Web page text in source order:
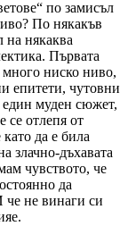
по замисъл
По някакъв
на някаква
Първата
много ниско ниво,
епитети, чутовни
един муден сюжет,
се отлепя от
като да е била
злачно-дъхавата
чувството, че
да
не винаги си